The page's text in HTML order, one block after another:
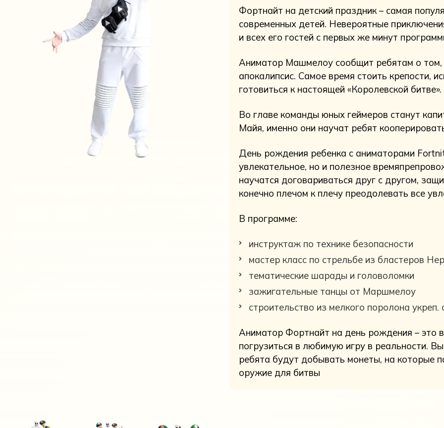
Фортнайт на детский праздник – самая
современных детей. Невероятные
и всех его гостей с первых же минут
Аниматор Машмелоу сообщит ребятам о том,
апокалипсис. Самое время стоить крепости,
готовиться к настоящей «Королевской битве».
Во главе команды юных геймеров станут
Майя, именно они научат ребят
День рождения ребенка с аниматорами
увлекательное, но и полезное
научатся договариваться друг с другом,
конечно плечом к плечу преодолевать все
В программе:
инструктаж по технике безопасности
мастер класс по стрельбе из бластеров
тематические шарады и головоломки
зажигательные танцы от Маршмелоу
строительство из мелкого поролона укреп.
Аниматор Фортнайт на день рождения – это
погрузиться в любимую игру в реальности.
ребята будут добывать монеты, на которые
оружие для битвы